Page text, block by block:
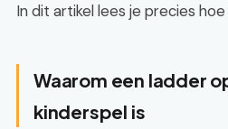
In dit artikel lees je precies
Waarom een ladder
kinderspel is